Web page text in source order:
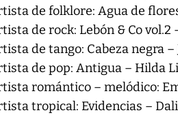
de folklore: Agua de
de rock: Lebón & Co vol.2
de tango: Cabeza negra –
de pop: Antigua – Hilda
romántico – melódico:
tropical: Evidencias –